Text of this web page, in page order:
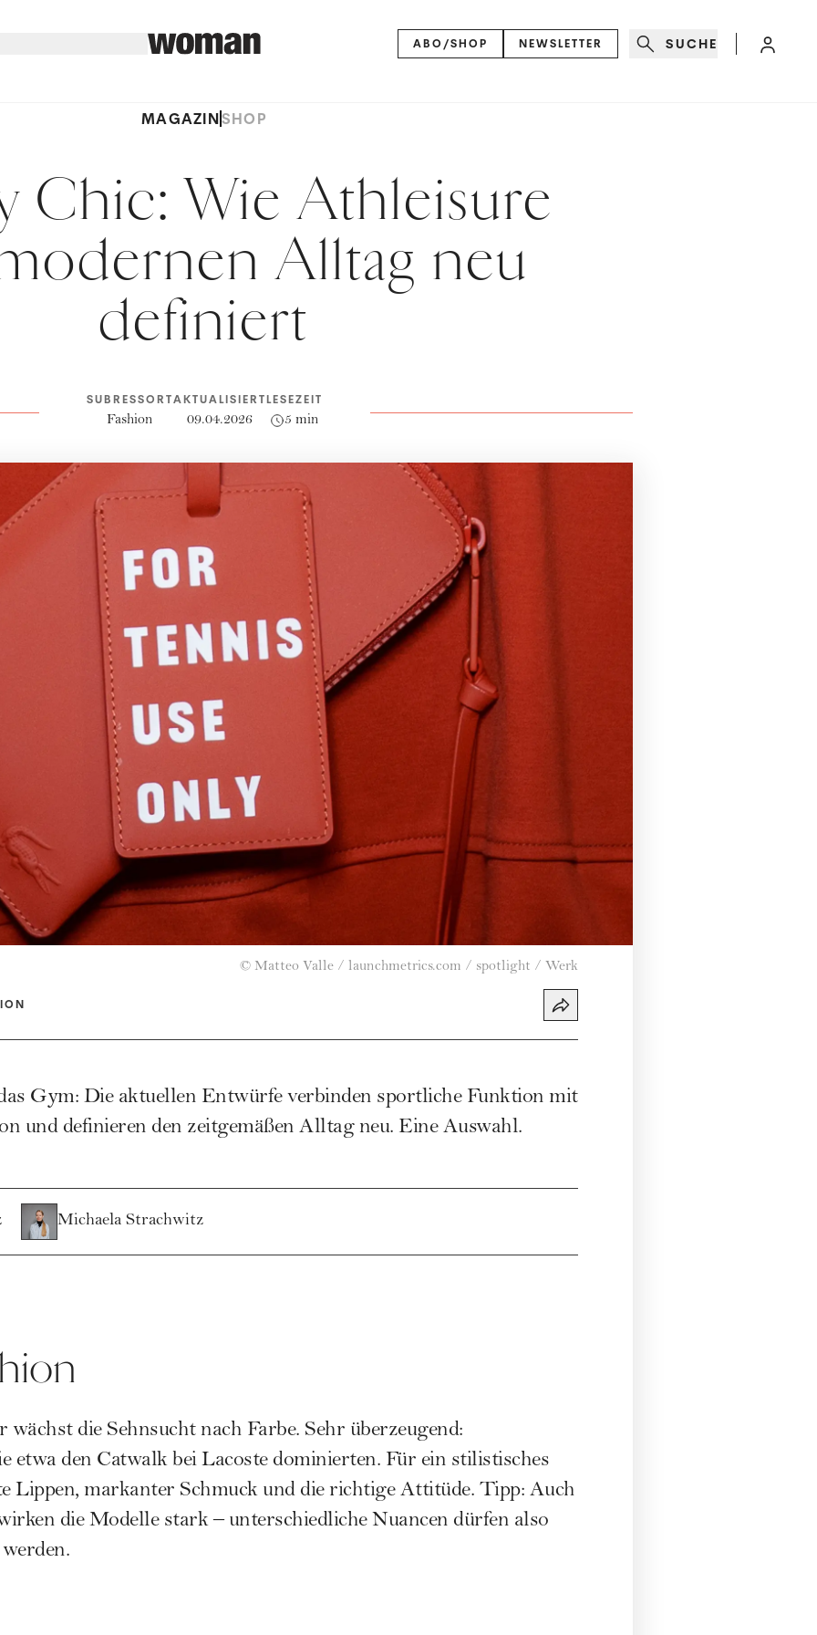
ABO/SHOP NEWSLETTER SUCHE
MAGAZINSHOP
Chic: Wie Athleisure
Alltag neu
definiert
SUBRESSORT
Fashion
AKTUALISIERT
09.04.2026
LESEZEIT
5 min
© Matteo Valle / launchmetrics.com / spotlight / Werk
Gym: Die aktuellen Entwürfe verbinden sportliche Funktion mit
und definieren den zeitgemäßen Alltag neu. Eine Auswahl.
Michaela Strachwitz
die Sehnsucht nach Farbe. Sehr überzeugend:
etwa den Catwalk bei Lacoste dominierten. Für ein stilistisches
Lippen, markanter Schmuck und die richtige Attitüde. Tipp: Auch
die Modelle stark – unterschiedliche Nuancen dürfen also